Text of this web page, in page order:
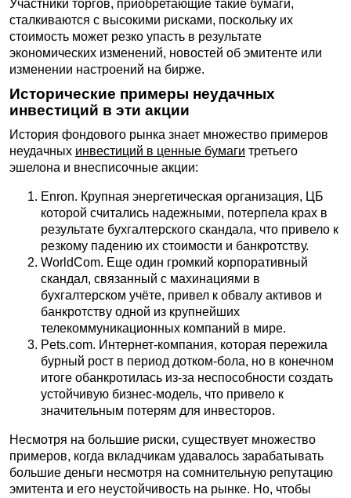
Участники торгов, приобретающие такие бумаги,
сталкиваются с высокими рисками, поскольку их
стоимость может резко упасть в результате
экономических изменений, новостей об эмитенте или
изменении настроений на бирже.
Исторические примеры неудачных
инвестиций в эти акции
История фондового рынка знает множество примеров
неудачных инвестиций в ценные бумаги третьего
эшелона и внесписочные акции:
Enron. Крупная энергетическая организация, ЦБ
которой считались надежными, потерпела крах в
результате бухгалтерского скандала, что привело к
резкому падению их стоимости и банкротству.
WorldCom. Еще один громкий корпоративный
скандал, связанный с махинациями в
бухгалтерском учёте, привел к обвалу активов и
банкротству одной из крупнейших
телекоммуникационных компаний в мире.
Pets.com. Интернет-компания, которая пережила
бурный рост в период дотком-бола, но в конечном
итоге обанкротилась из-за неспособности создать
устойчивую бизнес-модель, что привело к
значительным потерям для инвесторов.
Несмотря на большие риски, существует множество
примеров, когда вкладчикам удавалось зарабатывать
большие деньги несмотря на сомнительную репутацию
эмитента и его неустойчивость на рынке. Но, чтобы